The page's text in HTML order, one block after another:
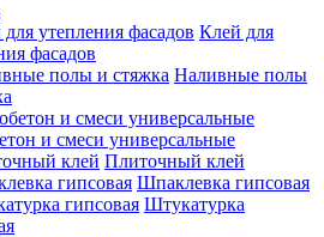
Клей для
фасадов
Наливные полы
и смеси универсальные
Плиточный клей
Шпаклевка гипсовая
Штукатурка